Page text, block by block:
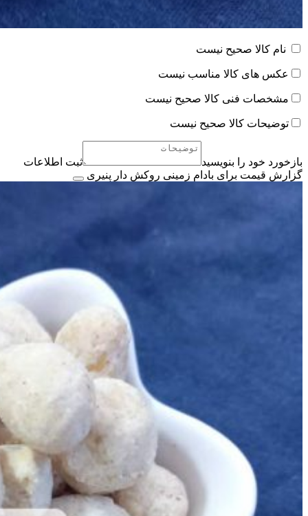
نام کالا صحیح نیست
عکس های کالا مناسب نیست
مشخصات فنی کالا صحیح نیست
توضیحات کالا صحیح نیست
بازخورد خود را بنویسید
ثبت اطلاعات
گزارش قیمت برای بادام زمینی روکش دار پنیری